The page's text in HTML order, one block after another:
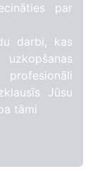
par
darbi, kas
profesionāli
Jūsu
tāmi